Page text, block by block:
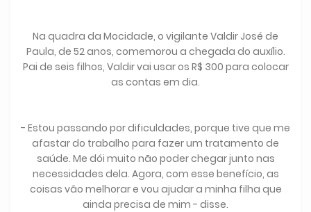
Na quadra da Mocidade, o vigilante Valdir José de
Paula, de 52 anos, comemorou a chegada do auxílio.
Pai de seis filhos, Valdir vai usar os R$ 300 para colocar
as contas em dia.
- Estou passando por dificuldades, porque tive que me
afastar do trabalho para fazer um tratamento de
saúde. Me dói muito não poder chegar junto nas
necessidades dela. Agora, com esse benefício, as
coisas vão melhorar e vou ajudar a minha filha que
ainda precisa de mim - disse.